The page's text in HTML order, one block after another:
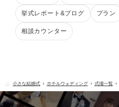
挙式レポート&ブログ プラン
相談カウンター
小さな結婚式 ホテルウェディング 式場一覧